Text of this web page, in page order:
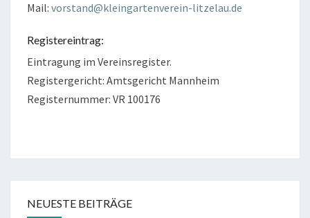
Mail: vorstand@kleingartenverein-litzelau.de
Registereintrag:
Eintragung im Vereinsregister.
Registergericht: Amtsgericht Mannheim
Registernummer: VR 100176
NEUESTE BEITRÄGE